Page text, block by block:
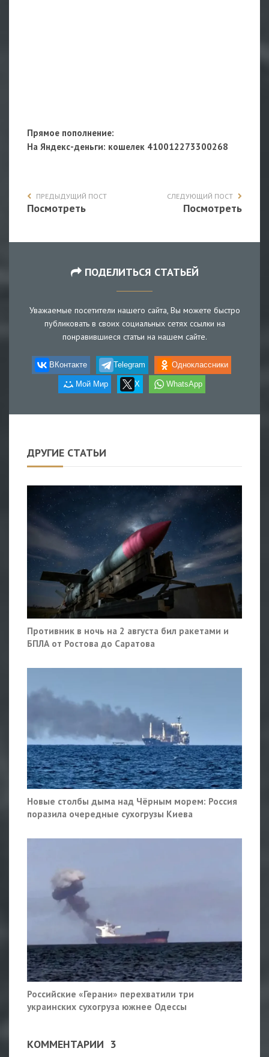
Прямое пополнение:
На Яндекс-деньги: кошелек 410012273300268
ПРЕДЫДУЩИЙ ПОСТ
Посмотреть
СЛЕДУЮЩИЙ ПОСТ
Посмотреть
ПОДЕЛИТЬСЯ СТАТЬЕЙ
Уважаемые посетители нашего сайта, Вы можете быстро
публиковать в своих социальных сетях ссылки на
понравившиеся статьи на нашем сайте.
ВКонтакте Telegram Одноклассники
Мой Мир X WhatsApp
ДРУГИЕ СТАТЬИ
Противник в ночь на 2 августа бил ракетами и
БПЛА от Ростова до Саратова
Новые столбы дыма над Чёрным морем: Россия
поразила очередные сухогрузы Киева
Российские «Герани» перехватили три
украинских сухогруза южнее Одессы
КОММЕНТАРИИ 3